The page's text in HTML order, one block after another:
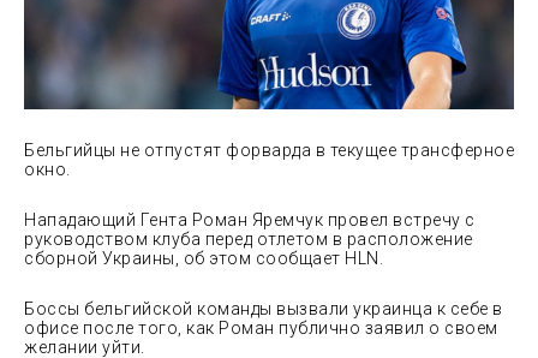
Бельгийцы не отпустят форварда в текущее трансферное
окно.
Нападающий Гента Роман Яремчук провел встречу с
руководством клуба перед отлетом в расположение
сборной Украины, об этом сообщает HLN.
Боссы бельгийской команды вызвали украинца к себе в
офисе после того, как Роман публично заявил о своем
желании уйти.